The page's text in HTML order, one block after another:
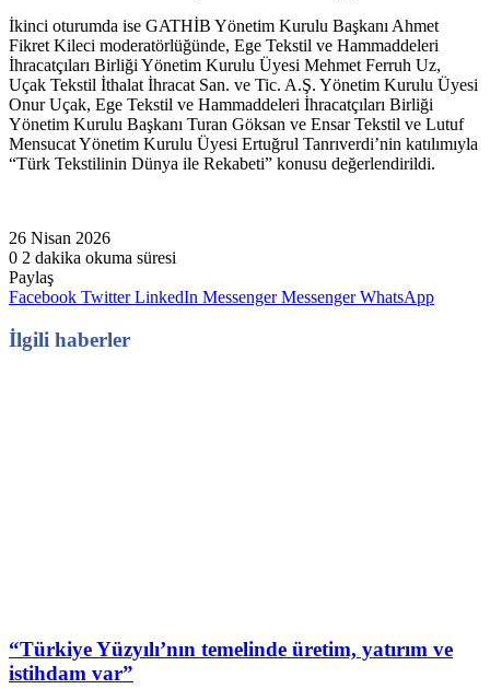
İkinci oturumda ise GATHİB Yönetim Kurulu Başkanı Ahmet
Fikret Kileci moderatörlüğünde, Ege Tekstil ve Hammaddeleri
İhracatçıları Birliği Yönetim Kurulu Üyesi Mehmet Ferruh Uz,
Uçak Tekstil İthalat İhracat San. ve Tic. A.Ş. Yönetim Kurulu Üyesi
Onur Uçak, Ege Tekstil ve Hammaddeleri İhracatçıları Birliği
Yönetim Kurulu Başkanı Turan Göksan ve Ensar Tekstil ve Lutuf
Mensucat Yönetim Kurulu Üyesi Ertuğrul Tanrıverdi’nin katılımıyla
“Türk Tekstilinin Dünya ile Rekabeti” konusu değerlendirildi.
26 Nisan 2026
0 2 dakika okuma süresi
Paylaş
Facebook Twitter LinkedIn Messenger Messenger WhatsApp
İlgili haberler
“Türkiye Yüzyılı’nın temelinde üretim, yatırım ve
istihdam var”